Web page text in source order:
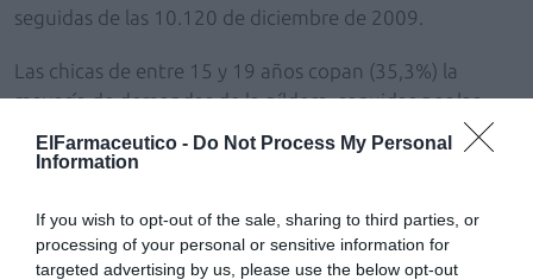
ElFarmaceutico - Do Not Process My Personal
Information
If you wish to opt-out of the sale, sharing to third parties, or
processing of your personal or sensitive information for
targeted advertising by us, please use the below opt-out
seguidas de las 10.120 de diciembre de 2009.
Las chicas de entre 15 y 19 años copan (35,3%) la
mayoría de demandas de la píldora, seguidas por las
chicas de 20 a 24 (24,8%) y de 25 a 28 (16,8%), aunque
un 1,6% de las chicas tenían de 11 a 14 años.
AñadirEl Farmacéuticocomo fuente preferida
de Google de forma gratuita
Mantente informado con las últimas noticias de actualidad.